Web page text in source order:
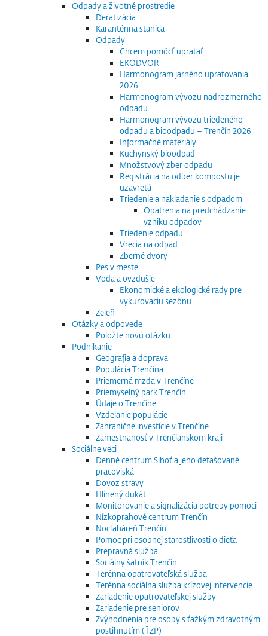
Odpady a životné prostredie
Deratizácia
Karanténna stanica
Odpady
Chcem pomôcť upratať
EKODVOR
Harmonogram jarného upratovania
2026
Harmonogram vývozu nadrozmerného
odpadu
Harmonogram vývozu triedeného
odpadu a bioodpadu – Trenčín 2026
Informačné materiály
Kuchynský bioodpad
Množstvový zber odpadu
Registrácia na odber kompostu je
uzavretá
Triedenie a nakladanie s odpadom
Opatrenia na predchádzanie
vzniku odpadov
Triedenie odpadu
Vrecia na odpad
Zberné dvory
Pes v meste
Voda a ovzdušie
Ekonomické a ekologické rady pre
vykurovaciu sezónu
Zeleň
Otázky a odpovede
Položte novú otázku
Podnikanie
Geografia a doprava
Populácia Trenčína
Priemerná mzda v Trenčíne
Priemyselný park Trenčín
Údaje o Trenčíne
Vzdelanie populácie
Zahranične investície v Trenčíne
Zamestnanosť v Trenčianskom kraji
Sociálne veci
Denné centrum Sihoť a jeho detašované
pracoviská
Dovoz stravy
Hlinený dukát
Monitorovanie a signalizácia potreby pomoci
Nízkoprahové centrum Trenčín
Nocľaháreň Trenčín
Pomoc pri osobnej starostlivosti o dieťa
Prepravná služba
Sociálny šatník Trenčín
Terénna opatrovateľská služba
Terénna sociálna služba krízovej intervencie
Zariadenie opatrovateľskej služby
Zariadenie pre seniorov
Zvýhodnenia pre osoby s ťažkým zdravotným
postihnutím (ŤZP)